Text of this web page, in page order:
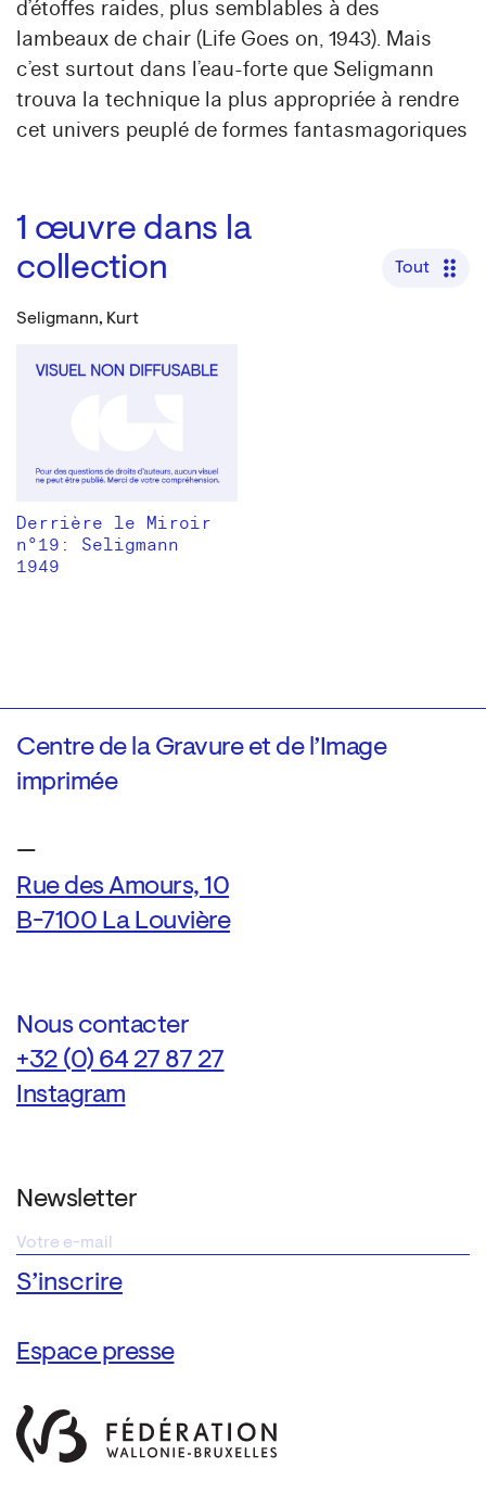
d’étoffes raides, plus semblables à des
lambeaux de chair (Life Goes on, 1943). Mais
c’est surtout dans l’eau-forte que Seligmann
trouva la technique la plus appropriée à rendre
cet univers peuplé de formes fantasmagoriques
1 œuvre dans la
collection
Tout
Seligmann, Kurt
Derrière le Miroir
n°19: Seligmann
1949
Centre de la Gravure et de l’Image
imprimée
—
Rue des Amours, 10
B-7100 La Louvière
Nous contacter
+32 (0) 64 27 87 27
Instagram
Newsletter
Espace presse